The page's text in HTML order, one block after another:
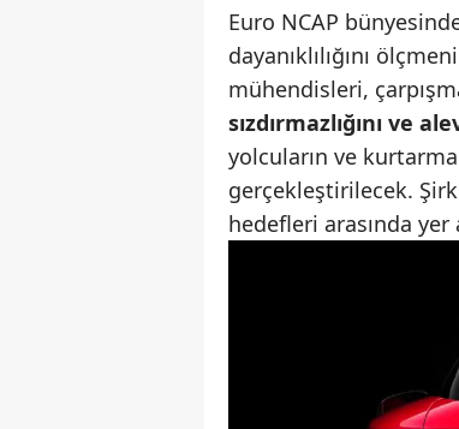
Euro NCAP
dayanıklılığını
mühendisleri,
sızdırmazlığını ve
yolcuların ve
gerçekleştirilecek.
hedefleri arasında yer